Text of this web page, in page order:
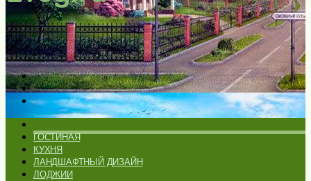
Меню
Искать
Switch
skin
ГОСТИНАЯ
КУХНЯ
ЛАНДШАФТНЫЙ ДИЗАЙН
ЛОДЖИИ